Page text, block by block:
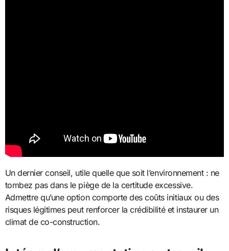
Un dernier conseil, utile quelle que soit l’environnement : ne
tombez pas dans le piège de la certitude excessive.
Admettre qu’une option comporte des coûts initiaux ou des
risques légitimes peut renforcer la crédibilité et instaurer un
climat de co-construction.